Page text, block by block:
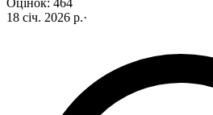
18 січ. 2026 р.·